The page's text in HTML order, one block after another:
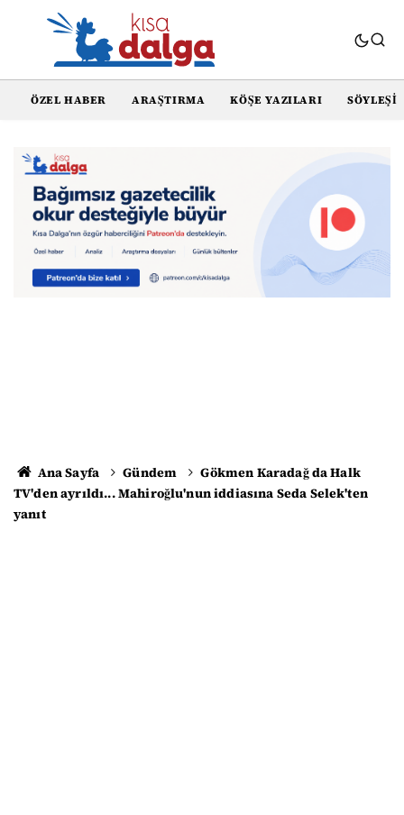
ÖZEL HABER ARAŞTIRMA KÖŞE YAZILARI SÖYLEŞI
Ana Sayfa Gündem
Gökmen Karadağ da Halk
TV'den ayrıldı... Mahiroğlu'nun iddiasına Seda Selek'ten
yanıt